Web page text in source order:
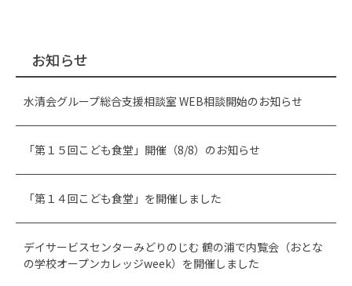
お知らせ
水清会グループ総合支援相談室 WEB相談開始のお知らせ
「第１５回こども食堂」開催（8/8）のお知らせ
「第１４回こども食堂」を開催しました
デイサービスセンターみどりのじむ 鶴の浦で内覧会（おとな
の学校オープンカレッジweek）を開催しました